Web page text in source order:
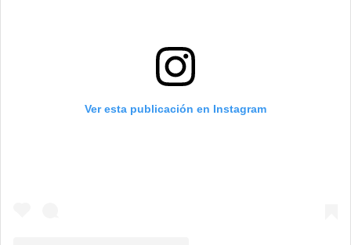
Ver esta publicación en Instagram